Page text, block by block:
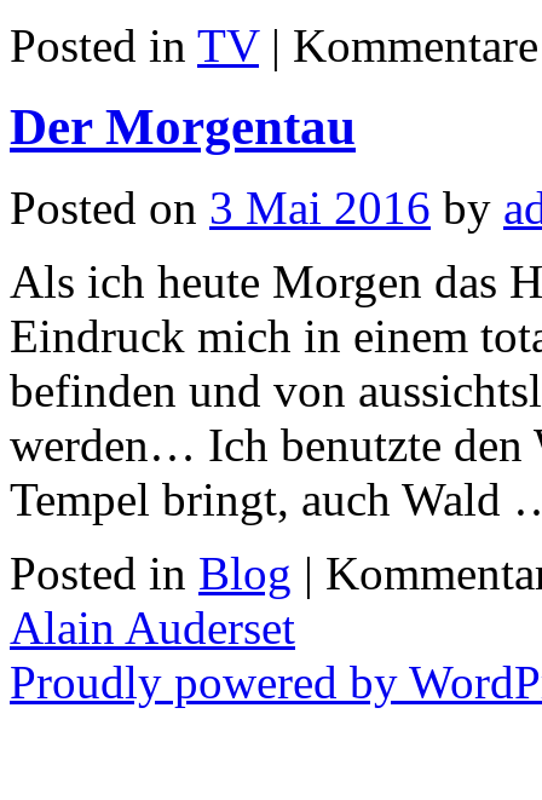
Posted in TV |
Der Morgentau
Posted on 3 Mai 2016 by
Als ich heute Morgen das
Eindruck mich in einem
befinden und von
werden… Ich benutzte den
Tempel bringt, auch
Posted in Blog |
Alain Auderset
Proudly powered by